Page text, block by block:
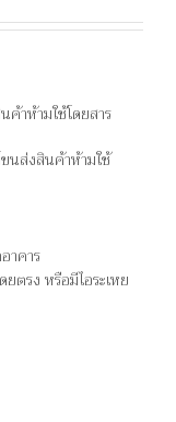
าห้ามใช้โดยสาร
นส่งสินค้าห้ามใช้
าคาร
ตรง หรือมีไอระเหย